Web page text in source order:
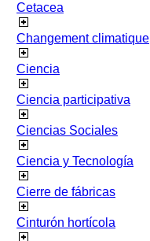
Cetacea
Changement climatique
Ciencia
Ciencia participativa
Ciencias Sociales
Ciencia y Tecnología
Cierre de fábricas
Cinturón hortícola